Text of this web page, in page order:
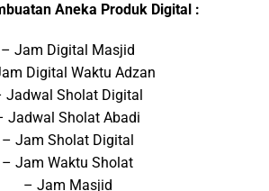
Aneka Produk Digital :
– Jam Digital Masjid
Digital Waktu Adzan
Jadwal Sholat Digital
Jadwal Sholat Abadi
– Jam Sholat Digital
– Jam Waktu Sholat
– Jam Masjid